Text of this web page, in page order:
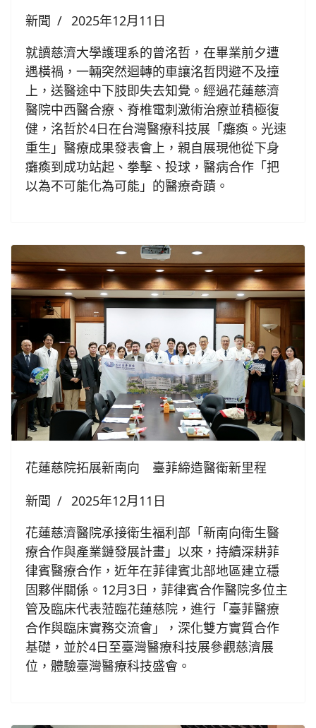
新聞
2025年12月11日
就讀慈濟大學護理系的曾洺哲，在畢業前夕遭
遇橫禍，一輛突然迴轉的車讓洺哲閃避不及撞
上，送醫途中下肢即失去知覺。經過花蓮慈濟
醫院中西醫合療、脊椎電刺激術治療並積極復
健，洺哲於4日在台灣醫療科技展「癱瘓。光速
重生」醫療成果發表會上，親自展現他從下身
癱瘓到成功站起、拳擊、投球，醫病合作「把
以為不可能化為可能」的醫療奇蹟。
花蓮慈院拓展新南向 臺菲締造醫衛新里程
新聞
2025年12月11日
花蓮慈濟醫院承接衛生福利部「新南向衛生醫
療合作與產業鏈發展計畫」以來，持續深耕菲
律賓醫療合作，近年在菲律賓北部地區建立穩
固夥伴關係。12月3日，菲律賓合作醫院多位主
管及臨床代表蒞臨花蓮慈院，進行「臺菲醫療
合作與臨床實務交流會」，深化雙方實質合作
基礎，並於4日至臺灣醫療科技展參觀慈濟展
位，體驗臺灣醫療科技盛會。